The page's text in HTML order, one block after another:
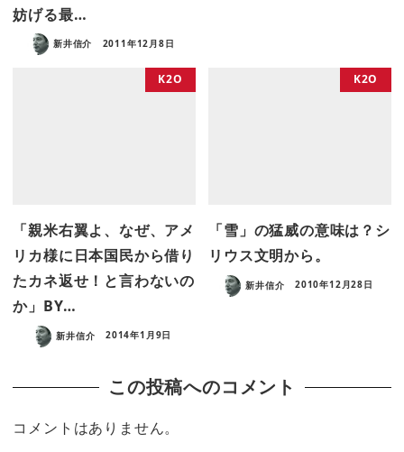
妨げる最…
新井信介 2011年12月8日
K2O
「親米右翼よ、なぜ、アメ
リカ様に日本国民から借り
たカネ返せ！と言わないの
か」BY…
新井信介 2014年1月9日
K2O
「雪」の猛威の意味は？シ
リウス文明から。
新井信介 2010年12月28日
この投稿へのコメント
コメントはありません。